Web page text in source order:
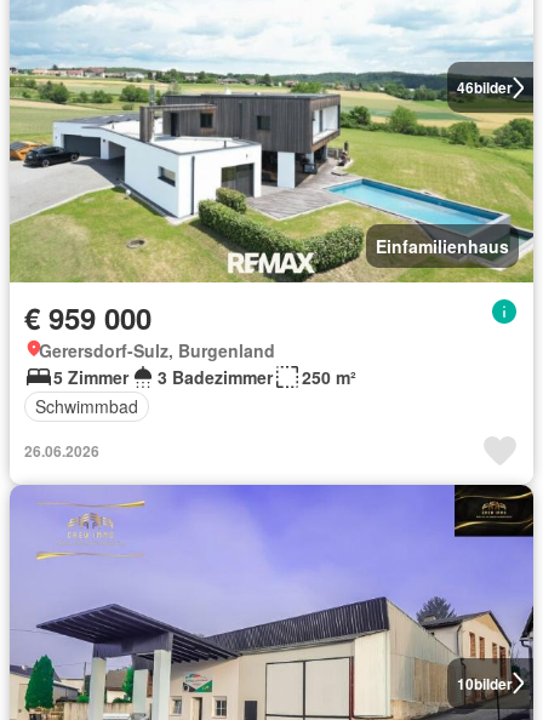
46bilder
Einfamilienhaus
€ 959 000
Gerersdorf-Sulz, Burgenland
5 Zimmer
3 Badezimmer
250 m²
Schwimmbad
26.06.2026
10bilder